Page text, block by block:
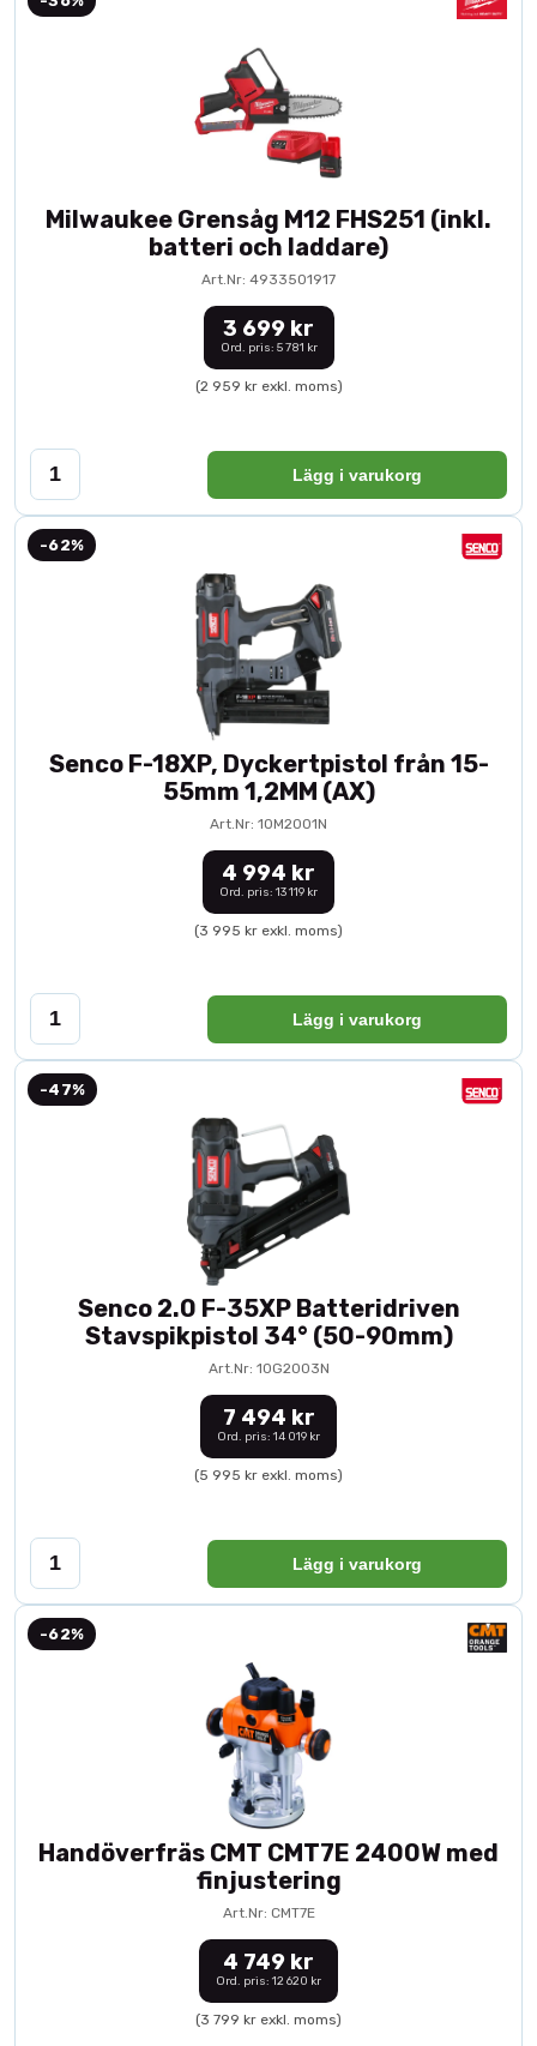
Milwaukee Grensåg M12 FHS251 (inkl.
batteri och laddare)
Art.Nr: 4933501917
3 699 kr
Ord. pris: 5 781 kr
(2 959 kr exkl. moms)
Lägg i varukorg
-62%
Senco F-18XP, Dyckertpistol från 15-
55mm 1,2MM (AX)
Art.Nr: 10M2001N
4 994 kr
Ord. pris: 13 119 kr
(3 995 kr exkl. moms)
Lägg i varukorg
-47%
Senco 2.0 F-35XP Batteridriven
Stavspikpistol 34° (50-90mm)
Art.Nr: 10G2003N
7 494 kr
Ord. pris: 14 019 kr
(5 995 kr exkl. moms)
Lägg i varukorg
-62%
Handöverfräs CMT CMT7E 2400W med
finjustering
Art.Nr: CMT7E
4 749 kr
Ord. pris: 12 620 kr
(3 799 kr exkl. moms)